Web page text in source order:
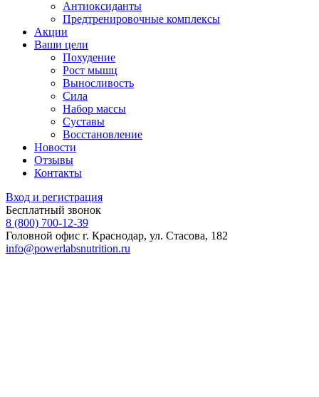
Антиоксиданты
Предтренировочные комплексы
Акции
Ваши цели
Похудение
Рост мышц
Выносливость
Сила
Набор массы
Суставы
Восстановление
Новости
Отзывы
Контакты
Вход и регистрация
Бесплатный звонок
8 (800) 700-12-39
Головной офис г. Краснодар, ул. Стасова, 182
info@powerlabsnutrition.ru